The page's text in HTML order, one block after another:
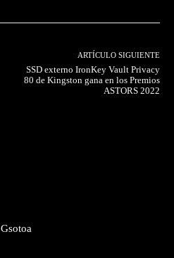
ARTÍCULO SIGUIENTE
SSD externo IronKey Vault Privacy
80 de Kingston gana en los Premios
ASTORS 2022
Gsotoa